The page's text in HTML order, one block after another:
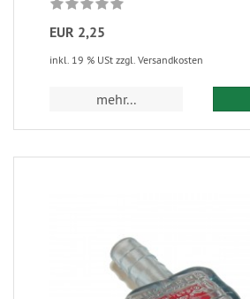
EUR 2,25
inkl. 19 % USt zzgl. Versandkosten
mehr...